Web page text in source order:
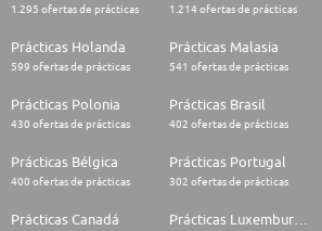
1.295 ofertas de prácticas 1.214 ofertas de prácticas
Prácticas Holanda
599 ofertas de prácticas
Prácticas Malasia
541 ofertas de prácticas
Prácticas Polonia
430 ofertas de prácticas
Prácticas Brasil
402 ofertas de prácticas
Prácticas Bélgica
400 ofertas de prácticas
Prácticas Portugal
302 ofertas de prácticas
Prácticas Canadá Prácticas Luxemburgo